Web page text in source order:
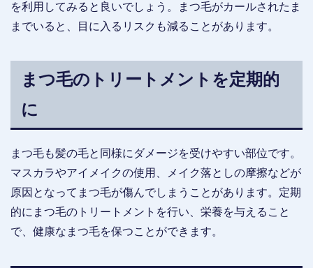
を利用してみると良いでしょう。まつ毛がカールされたま
までいると、目に入るリスクも減ることがあります。
まつ毛のトリートメントを定期的
に
まつ毛も髪の毛と同様にダメージを受けやすい部位です。
マスカラやアイメイクの使用、メイク落としの摩擦などが
原因となってまつ毛が傷んでしまうことがあります。定期
的にまつ毛のトリートメントを行い、栄養を与えること
で、健康なまつ毛を保つことができます。